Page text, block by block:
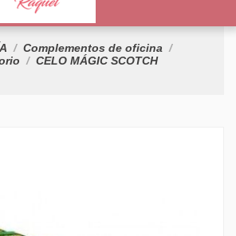
Complementos de oficina
CELO MÁGIC SCOTCH